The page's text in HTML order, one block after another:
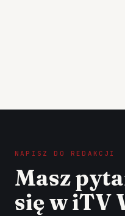
NAPISZ DO REDAKCJI
Masz
się w iTV